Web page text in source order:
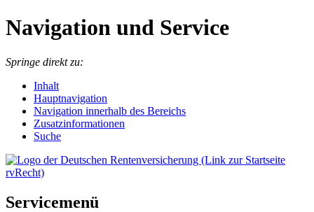
Navigation und Service
Springe direkt zu:
Inhalt
Hauptnavigation
Navigation innerhalb des Bereichs
Zusatzinformationen
Suche
Servicemenü